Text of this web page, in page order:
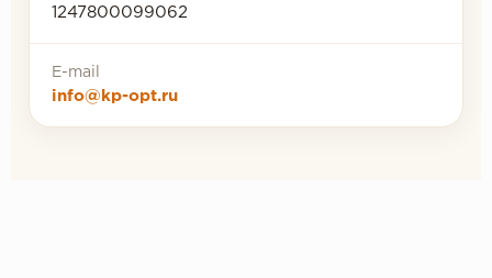
1247800099062
E-mail
info@kp-opt.ru